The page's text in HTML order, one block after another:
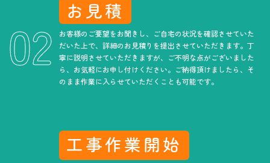
お見積
お客様のご要望をお聞きし、ご自宅の状況を確認させていた
だいた上で、詳細のお見積りを提出させていただきます。丁
寧に説明させていただきますが、ご不明な点がございました
ら、お気軽にお申し付けください。ご納得頂けましたら、そ
のまま作業に入らせていただくことも可能です。
工事作業開始